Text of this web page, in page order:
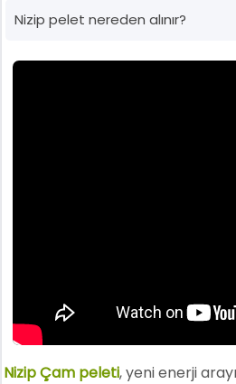
Nizip pelet nereden alınır?
Nizip Çam peleti, yeni enerji